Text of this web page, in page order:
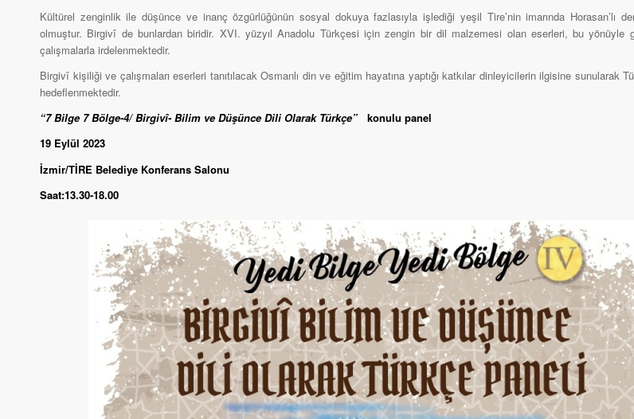
Kültürel zenginlik ile düşünce ve inanç özgürlüğünün sosyal dokuya fazlasıyla işlediği yeşil Tire’nin imarında Horasan’lı
olmuştur. Birgivî de bunlardan biridir. XVI. yüzyıl Anadolu Türkçesi için zengin bir dil malzemesi olan eserleri, bu yönüyle
çalışmalarla irdelenmektedir.
Birgivî kişiliği ve çalışmaları eserleri tanıtılacak Osmanlı din ve eğitim hayatına yaptığı katkılar dinleyicilerin ilgisine sunularak
hedeflenmektedir.
“7 Bilge 7 Bölge-4/ Birgivî- Bilim ve Düşünce Dili Olarak Türkçe” konulu panel
19 Eylül 2023
İzmir/TİRE Belediye Konferans Salonu
Saat:13.30-18.00